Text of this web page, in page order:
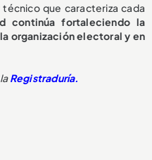
que caracteriza cada
continúa fortaleciendo la
organización electoral y en
Registraduría.